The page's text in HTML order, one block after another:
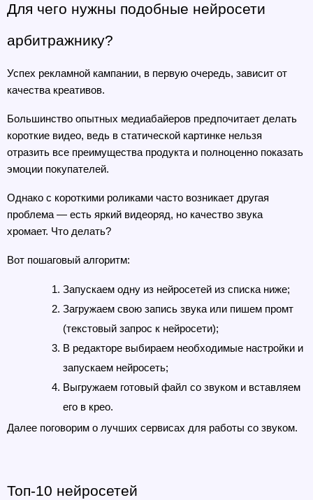
Для чего нужны подобные нейросети
арбитражнику?
Успех рекламной кампании, в первую очередь, зависит от
качества креативов.
Большинство опытных медиабайеров предпочитает делать
короткие видео, ведь в статической картинке нельзя
отразить все преимущества продукта и полноценно показать
эмоции покупателей.
Однако с короткими роликами часто возникает другая
проблема — есть яркий видеоряд, но качество звука
хромает. Что делать?
Вот пошаговый алгоритм:
Запускаем одну из нейросетей из списка ниже;
Загружаем свою запись звука или пишем промт
(текстовый запрос к нейросети);
В редакторе выбираем необходимые настройки и
запускаем нейросеть;
Выгружаем готовый файл со звуком и вставляем
его в крео.
Далее поговорим о лучших сервисах для работы со звуком.
Топ-10 нейросетей